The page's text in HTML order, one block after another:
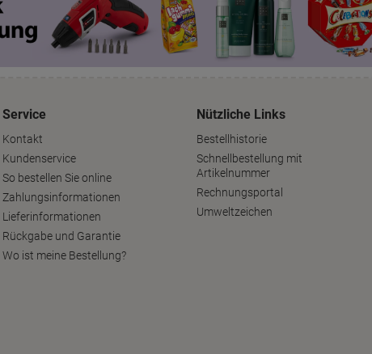
Service
Kontakt
Kundenservice
So bestellen Sie online
Zahlungsinformationen
Lieferinformationen
Rückgabe und Garantie
Wo ist meine Bestellung?
Nützliche Links
Bestellhistorie
Schnellbestellung mit
Artikelnummer
Rechnungsportal
Umweltzeichen